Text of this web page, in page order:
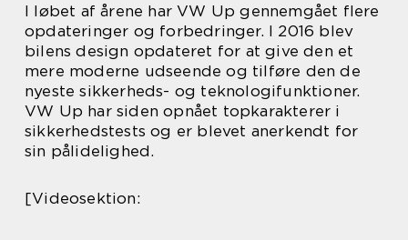
I løbet af årene har VW Up gennemgået flere
opdateringer og forbedringer. I 2016 blev
bilens design opdateret for at give den et
mere moderne udseende og tilføre den de
nyeste sikkerheds- og teknologifunktioner.
VW Up har siden opnået topkarakterer i
sikkerhedstests og er blevet anerkendt for
sin pålidelighed.
[Videosektion: